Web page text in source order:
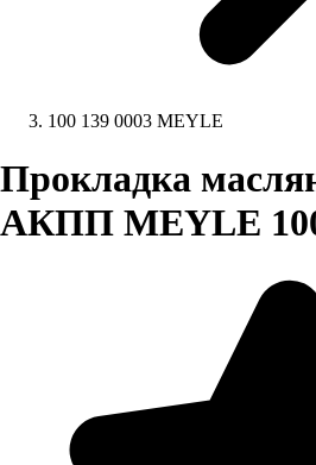
100 139 0003 MEYLE
Прокладка
АКПП MEYLE